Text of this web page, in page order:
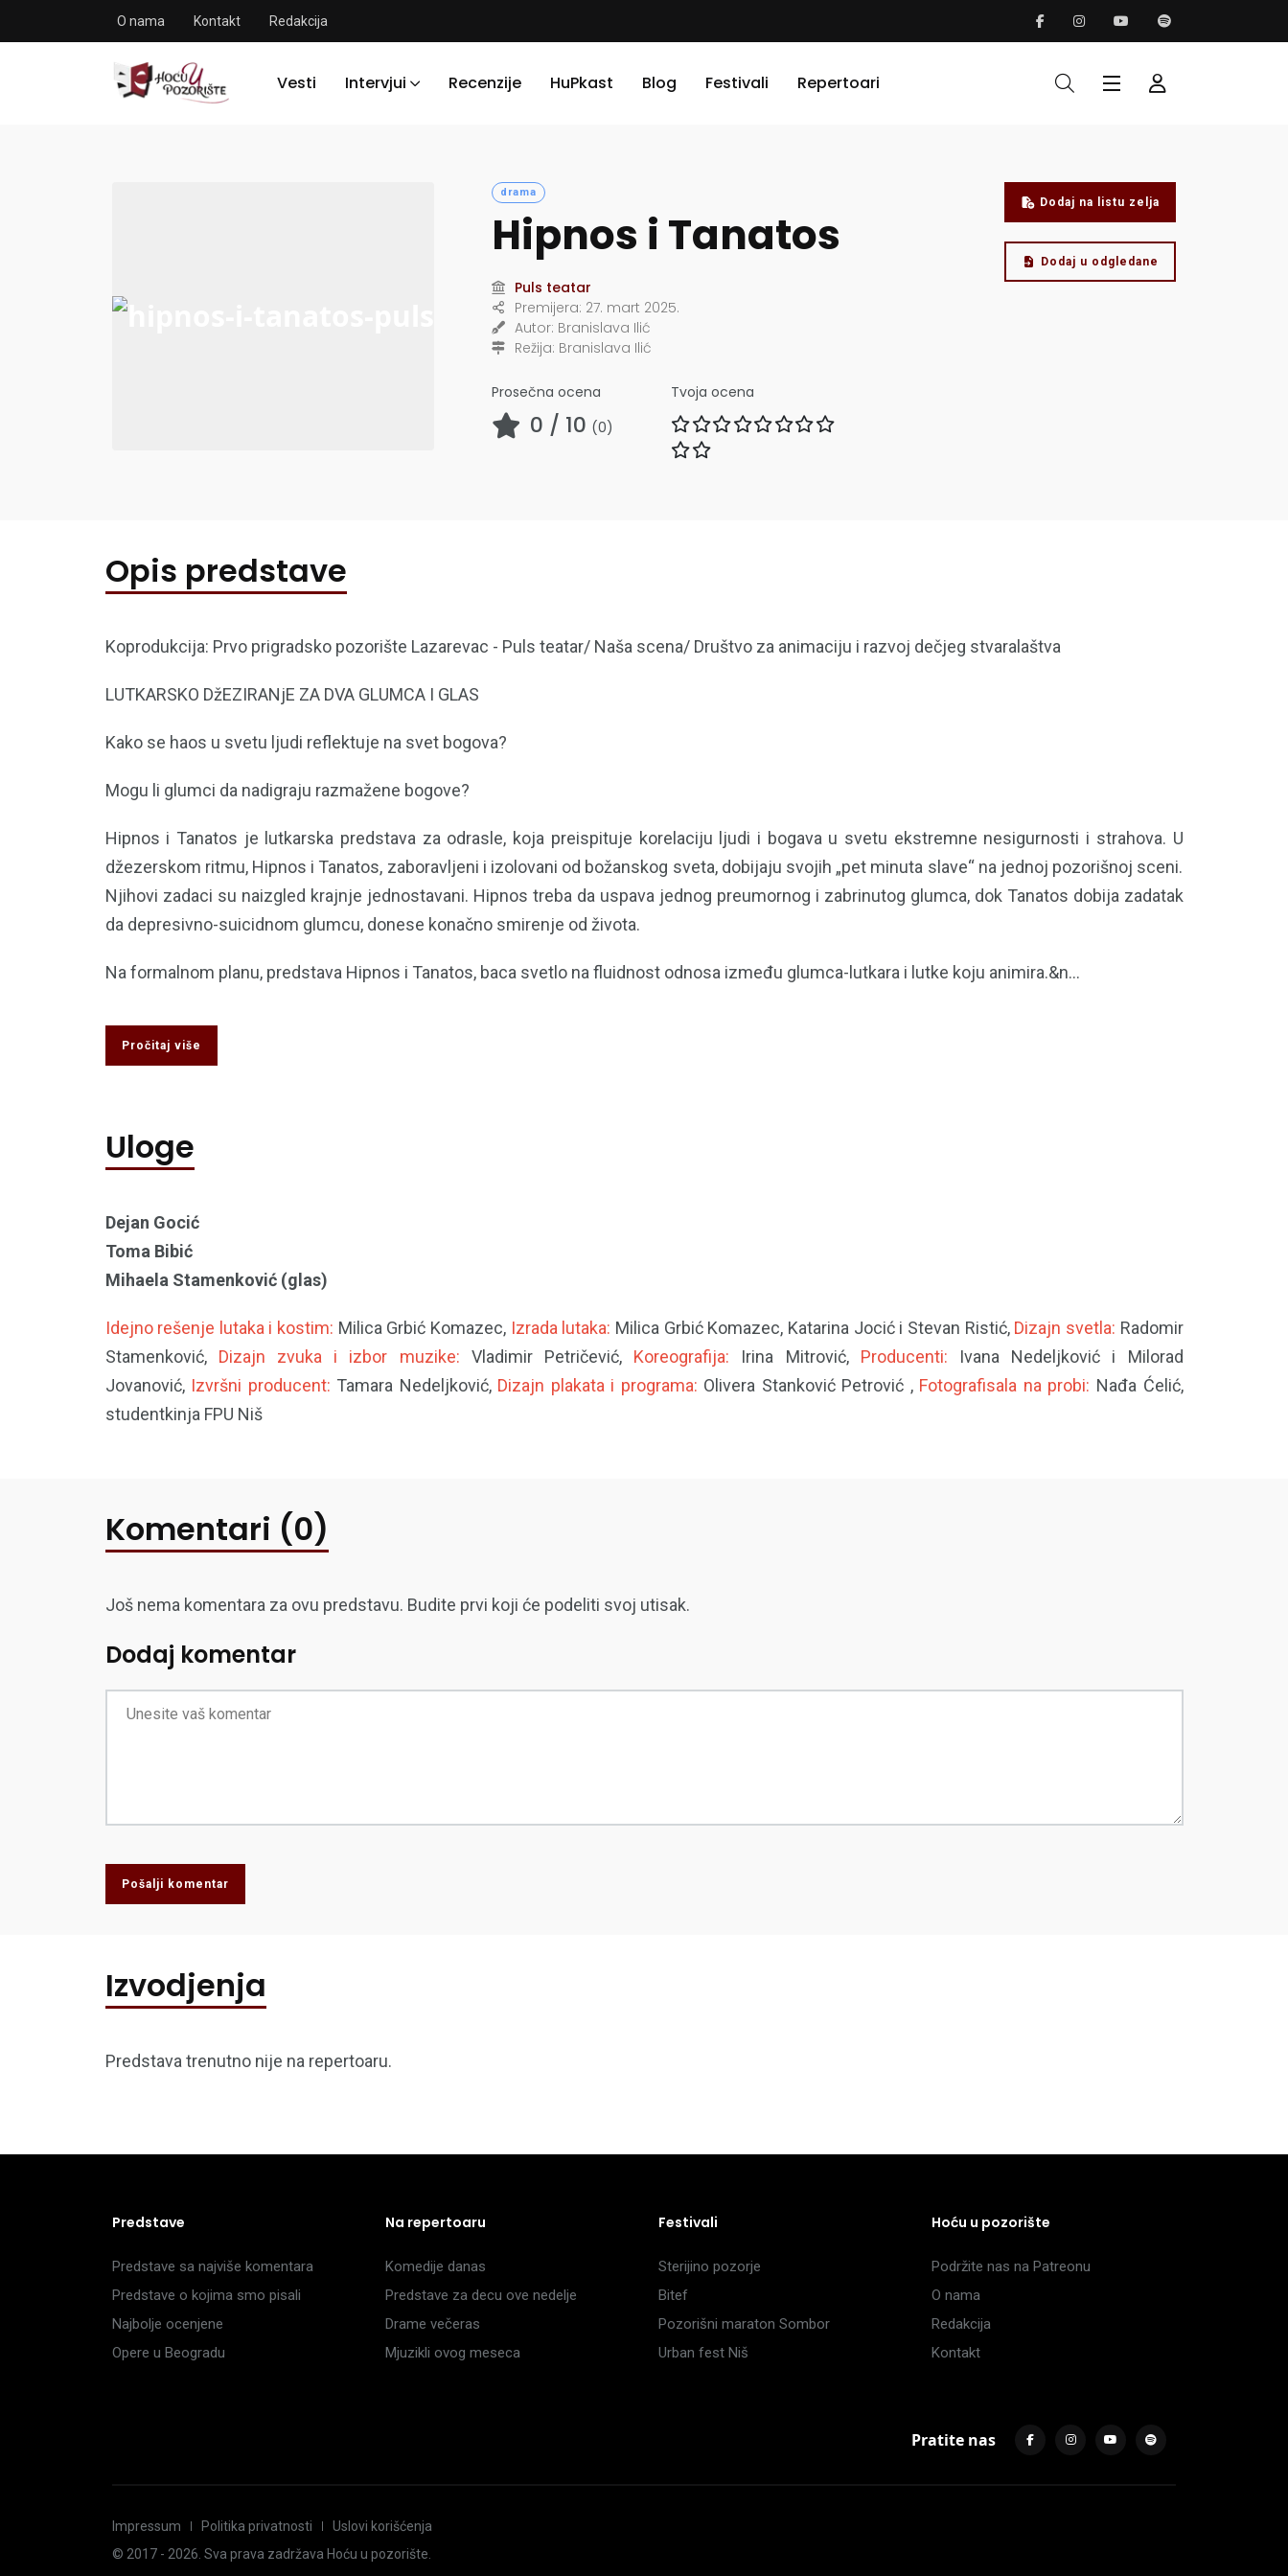
O nama Kontakt Redakcija
Vesti Intervjui Recenzije HuPkast Blog Festivali Repertoari
drama
Hipnos i Tanatos
Puls teatar
Premijera: 27. mart 2025.
Autor: Branislava Ilić
Režija: Branislava Ilić
Prosečna ocena
0 / 10 (0)
Tvoja ocena
Dodaj na listu zelja
Dodaj u odgledane
Opis predstave
Koprodukcija: Prvo prigradsko pozorište Lazarevac - Puls teatar/ Naša scena/ Društvo za animaciju i razvoj dečjeg stvaralaštva
LUTKARSKO DžEZIRANjE ZA DVA GLUMCA I GLAS
Kako se haos u svetu ljudi reflektuje na svet bogova?
Mogu li glumci da nadigraju razmažene bogove?
Hipnos i Tanatos je lutkarska predstava za odrasle, koja preispituje korelaciju ljudi i bogava u svetu ekstremne nesigurnosti i strahova. U
džezerskom ritmu, Hipnos i Tanatos, zaboravljeni i izolovani od božanskog sveta, dobijaju svojih „pet minuta slave“ na jednoj pozorišnoj sceni.
Njihovi zadaci su naizgled krajnje jednostavani. Hipnos treba da uspava jednog preumornog i zabrinutog glumca, dok Tanatos dobija zadatak
da depresivno-suicidnom glumcu, donese konačno smirenje od života.
Na formalnom planu, predstava Hipnos i Tanatos, baca svetlo na fluidnost odnosa između glumca-lutkara i lutke koju animira.&n...
Pročitaj više
Uloge
Dejan Gocić
Toma Bibić
Mihaela Stamenković (glas)
Idejno rešenje lutaka i kostim: Milica Grbić Komazec, Izrada lutaka: Milica Grbić Komazec, Katarina Jocić i Stevan Ristić, Dizajn svetla: Radomir
Stamenković, Dizajn zvuka i izbor muzike: Vladimir Petričević, Koreografija: Irina Mitrović, Producenti: Ivana Nedeljković i Milorad
Jovanović, Izvršni producent: Tamara Nedeljković, Dizajn plakata i programa: Olivera Stanković Petrović , Fotografisala na probi: Nađa Ćelić,
studentkinja FPU Niš
Komentari (0)
Još nema komentara za ovu predstavu. Budite prvi koji će podeliti svoj utisak.
Dodaj komentar
Pošalji komentar
Izvodjenja
Predstava trenutno nije na repertoaru.
Predstave
Predstave sa najviše komentara
Predstave o kojima smo pisali
Najbolje ocenjene
Opere u Beogradu
Na repertoaru
Komedije danas
Predstave za decu ove nedelje
Drame večeras
Mjuzikli ovog meseca
Festivali
Sterijino pozorje
Bitef
Pozorišni maraton Sombor
Urban fest Niš
Hoću u pozorište
Podržite nas na Patreonu
O nama
Redakcija
Kontakt
Pratite nas
Impressum Politika privatnosti
Uslovi korišćenja
© 2017 - 2026 . Sva prava zadržava Hoću u pozorište.